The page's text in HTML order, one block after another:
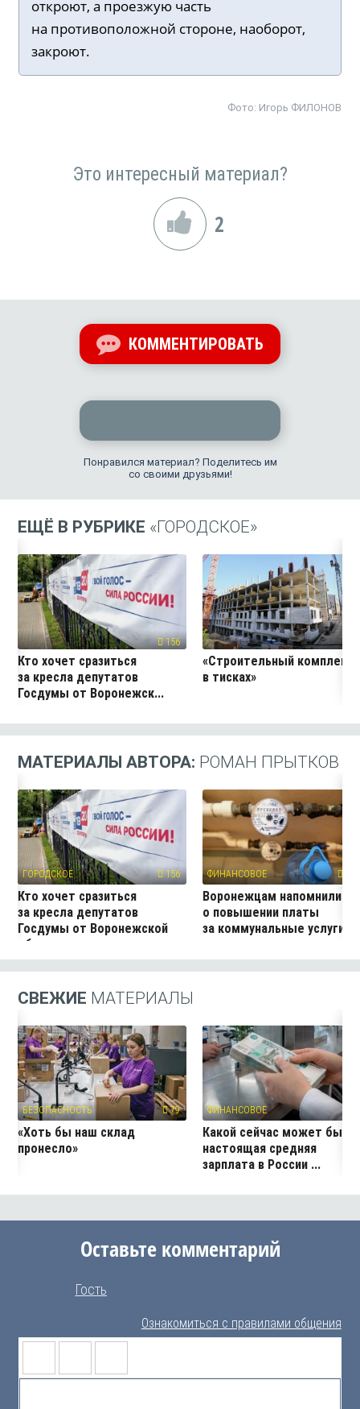
откроют, а проезжую часть
на противоположной стороне, наоборот,
закроют.
Фото: Игорь ФИЛОНОВ
Это интересный материал?
2
КОММЕНТИРОВАТЬ
Понравился материал? Поделитесь им
со своими друзьями!
ЕЩЁ В РУБРИКЕ «ГОРОДСКОЕ»
156
Кто хочет сразиться
за кресла депутатов
Госдумы от Воронежск...
«Строительный комплекс
в тисках»
МАТЕРИАЛЫ АВТОРА: РОМАН ПРЫТКОВ
ГОРОДСКОЕ 156
Кто хочет сразиться
за кресла депутатов
Госдумы от Воронежской
области
ФИНАНСОВОЕ
Воронежцам напомнили
о повышении платы
за коммунальные услуги
СВЕЖИЕ МАТЕРИАЛЫ
БЕЗОПАСНОСТЬ 79
«Хоть бы наш склад
пронесло»
ФИНАНСОВОЕ
Какой сейчас может быть
настоящая средняя
зарплата в России ...
Оставьте комментарий
Гость
Ознакомиться с правилами общения